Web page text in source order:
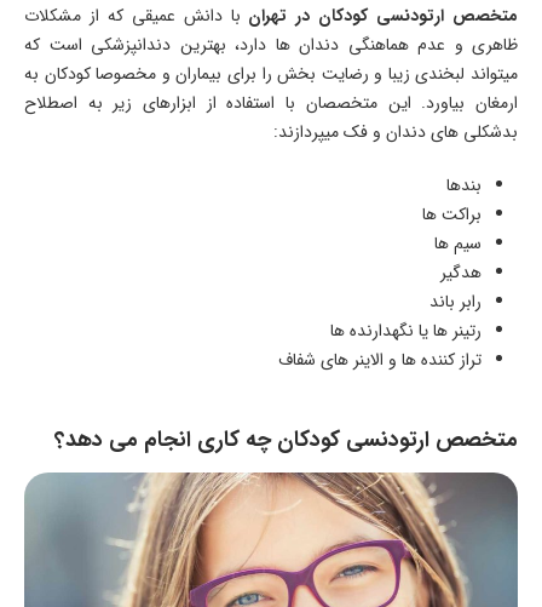
متخصص ارتودنسی کودکان در تهران با دانش عمیقی که از مشکلات
ظاهری و عدم هماهنگی دندان ها دارد، بهترین دندانپزشکی است که
میتواند لبخندی زیبا و رضایت بخش را برای بیماران و مخصوصا کودکان به
ارمغان بیاورد. این متخصصان با استفاده از ابزارهای زیر به اصطلاح
بدشکلی های دندان و فک میپردازند:
بندها
براکت ها
سیم ها
هدگیر
رابر باند
رتینر ها یا نگهدارنده ها
تراز کننده ها و الاینر های شفاف
متخصص ارتودنسی کودکان چه کاری انجام می دهد؟